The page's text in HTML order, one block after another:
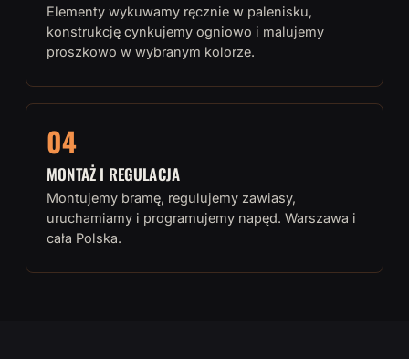
Elementy wykuwamy ręcznie w palenisku,
konstrukcję cynkujemy ogniowo i malujemy
proszkowo w wybranym kolorze.
04
MONTAŻ I REGULACJA
Montujemy bramę, regulujemy zawiasy,
uruchamiamy i programujemy napęd. Warszawa i
cała Polska.